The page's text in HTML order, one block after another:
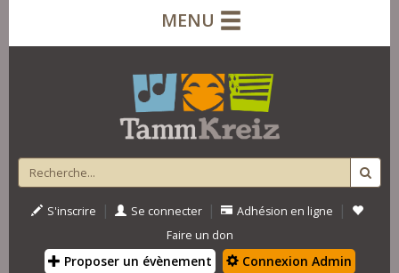
MENU
S'inscrire | Se connecter | Adhésion en ligne |
Faire un don
Proposer un évènement Connexion Admin